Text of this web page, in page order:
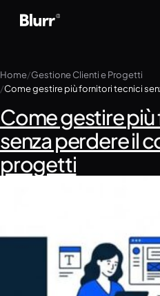
Chi siamo
Contatti
Home Gestione Clienti e Progetti
Come gestire
senza perdere il
progetti